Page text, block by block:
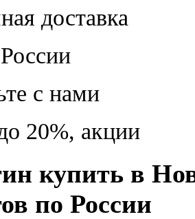
доставка
с нами
20%, акции
купить в
по России